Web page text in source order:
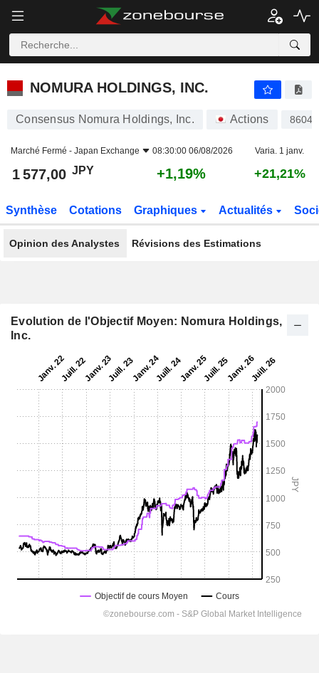
NOMURA HOLDINGS, INC.
NOMURA HOLDINGS, INC.
Consensus Nomura Holdings, Inc. Actions 8604
Marché Fermé - Japan Exchange 08:30:00 06/08/2026 Varia. 1 janv.
1 577,00 JPY +1,19% +21,21%
Synthèse Cotations Graphiques Actualités
Opinion des Analystes Révisions des Estimations
Evolution de l'Objectif Moyen: Nomura Holdings,
Inc.